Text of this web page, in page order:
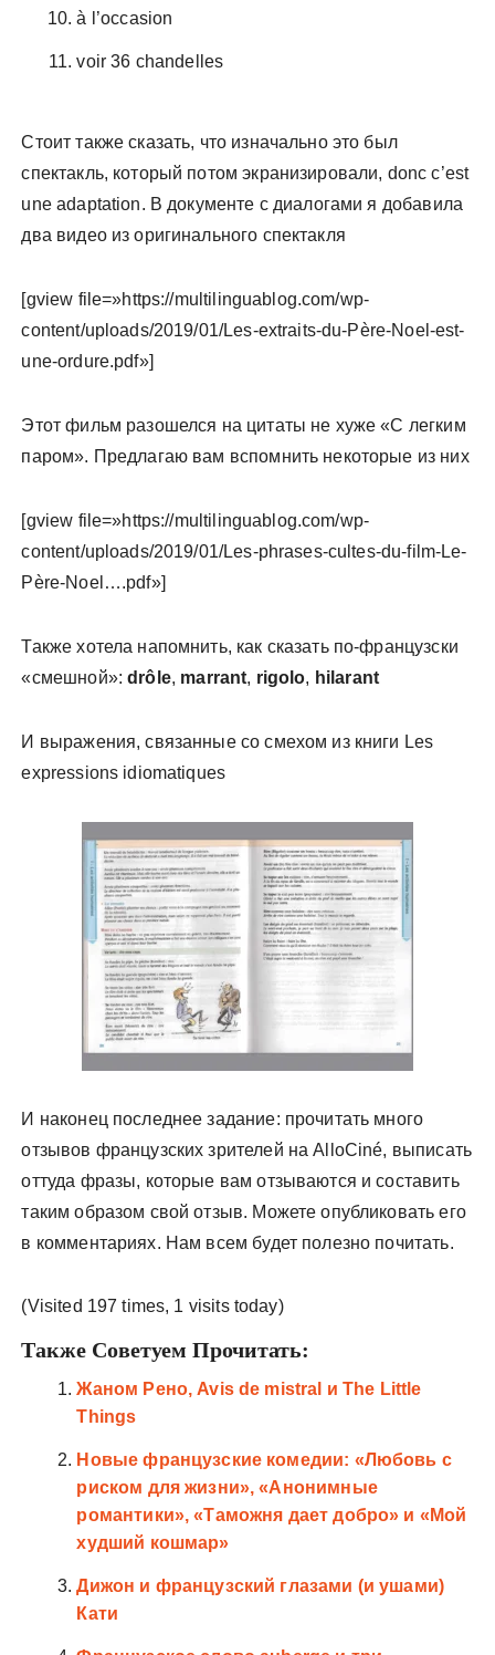
à l’occasion
voir 36 chandelles
Стоит также сказать, что изначально это был
спектакль, который потом экранизировали, donc c’est
une adaptation. В документе с диалогами я добавила
два видео из оригинального спектакля
[gview file=»https://multilinguablog.com/wp-
content/uploads/2019/01/Les-extraits-du-Père-Noel-est-
une-ordure.pdf»]
Этот фильм разошелся на цитаты не хуже «С легким
паром». Предлагаю вам вспомнить некоторые из них
[gview file=»https://multilinguablog.com/wp-
content/uploads/2019/01/Les-phrases-cultes-du-film-Le-
Père-Noel….pdf»]
Также хотела напомнить, как сказать по-французски
«смешной»:drôle, marrant, rigolo, hilarant
И выражения, связанные со смехом из книги Les
expressions idiomatiques
И наконец последнее задание: прочитать много
отзывов французских зрителей на AlloCiné, выписать
оттуда фразы, которые вам отзываются и составить
таким образом свой отзыв. Можете опубликовать его
в комментариях. Нам всем будет полезно почитать.
(Visited 197 times, 1 visits today)
Также Советуем Прочитать:
Жаном Рено, Avis de mistral и The Little
Things
Новые французские комедии: «Любовь с
риском для жизни», «Анонимные
романтики», «Таможня дает добро» и «Мой
худший кошмар»
Дижон и французский глазами (и ушами)
Кати